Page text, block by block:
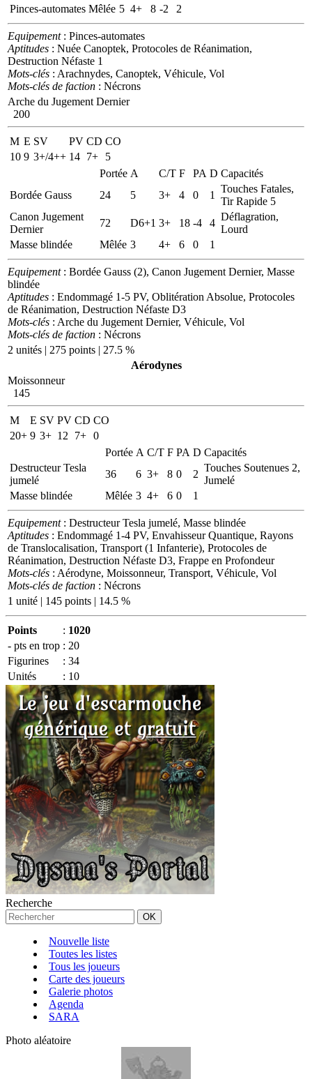
Pinces-automates Mêlée 5 4+ 8 -2 2
Equipement: Pinces-automates
Aptitudes : Nuée Canoptek, Protocoles de Réanimation,
Destruction Néfaste 1
Mots-clés : Arachnydes, Canoptek, Véhicule, Vol
Mots-clés de faction : Nécrons
Arche du Jugement Dernier
200
M E SV PV CD CO
10 9 3+/4++ 14 7+
5
Portée A C/T F PA D Capacités
Bordée Gauss
24 5 3+ 4 0 1
Touches Fatales,
Tir Rapide 5
Canon Jugement
Dernier
72 D6+1 3+ 18 -4 4
Déflagration,
Lourd
Masse blindée
Mêlée 3 4+ 6 0 1
Equipement: Bordée Gauss (2), Canon Jugement Dernier, Masse
blindée
Aptitudes : Endommagé 1-5 PV, Oblitération Absolue, Protocoles
de Réanimation, Destruction Néfaste D3
Mots-clés : Arche du Jugement Dernier, Véhicule, Vol
Mots-clés de faction : Nécrons
2 unités | 275 points | 27.5 %
Aérodynes
Moissonneur
145
M E SV PV CD CO
20+ 9 3+ 12 7+ 0
Portée A C/T F PA D Capacités
Destructeur Tesla
jumelé
36 6 3+ 8 0 2
Touches Soutenues 2,
Jumelé
Masse blindée
Mêlée 3 4+ 6 0 1
Equipement: Destructeur Tesla jumelé, Masse blindée
Aptitudes : Endommagé 1-4 PV, Envahisseur Quantique, Rayons
de Translocalisation, Transport (1 Infanterie), Protocoles de
Réanimation, Destruction Néfaste D3, Frappe en Profondeur
Mots-clés : Aérodyne, Moissonneur, Transport, Véhicule, Vol
Mots-clés de faction : Nécrons
1 unité | 145 points | 14.5 %
Points : 1020
- pts en trop : 20
Figurines
: 34
Unités
: 10
Recherche
Nouvelle liste
Toutes les listes
Tous les joueurs
Carte des joueurs
Galerie photos
Agenda
SARA
Photo aléatoire